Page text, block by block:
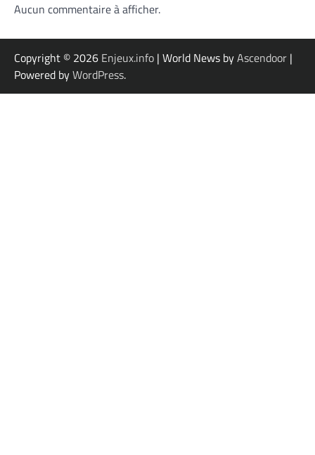
Aucun commentaire à afficher.
Copyright © 2026 Enjeux.info | World News byAscendoor |
Powered byWordPress.